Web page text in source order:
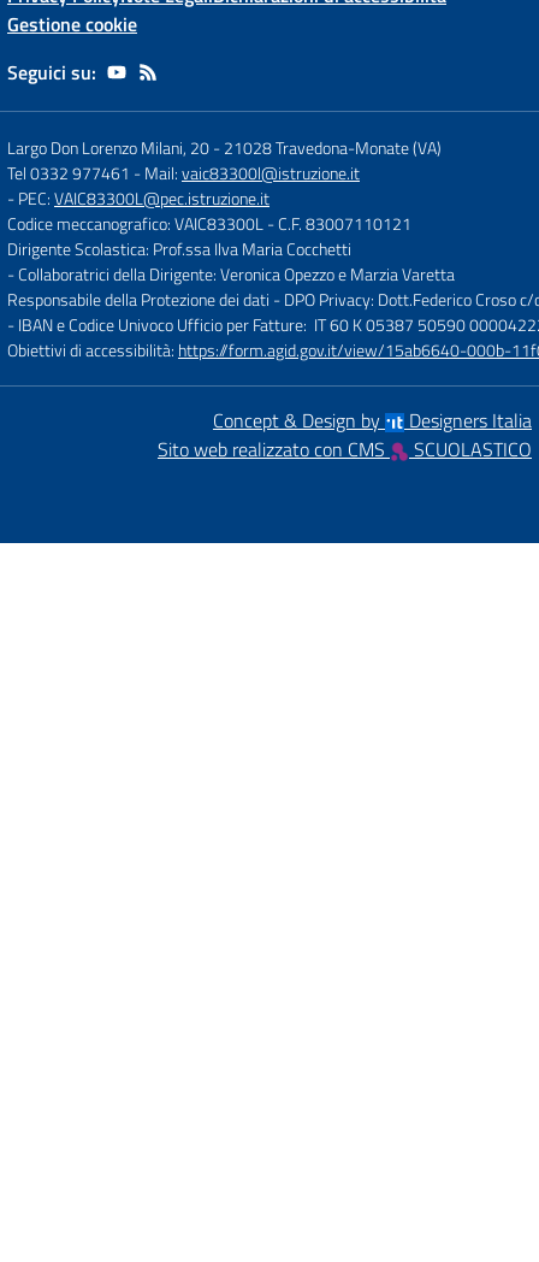
Gestione cookie
Seguici su:
Largo Don Lorenzo Milani, 20-21028 Travedona-Monate (VA)
Tel 0332 977461 - Mail:vaic83300l@istruzione.it
- PEC:VAIC83300L@pec.istruzione.it
Codice meccanografico: VAIC83300L- C.F. 83007110121
Dirigente Scolastica: Prof.ssa Ilva Maria Cocchetti
- Collaboratrici della Dirigente: Veronica Opezzo e Marzia Varetta
Responsabile della Protezione dei dati - DPO Privacy: Dott.Federico Croso
- IBAN e Codice Univoco Ufficio per Fatture: IT 60 K 05387 50590
Obiettivi di accessibilità: https://form.agid.gov.it/view/15ab6640-000b-
Concept & Design by
Designers Italia
Sito web realizzato con CMS
SCUOLASTICO